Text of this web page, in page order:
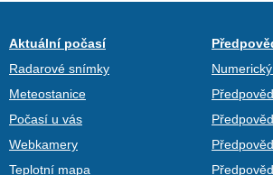
Aktuální počasí
Radarové snímky
Meteostanice
Počasí u vás
Webkamery
Teplotní mapa